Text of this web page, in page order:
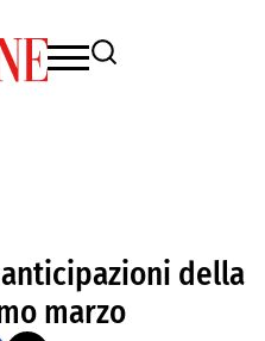
anticipazioni della
marzo